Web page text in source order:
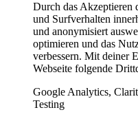
Durch das Akzeptieren
und Surfverhalten
und anonymisiert
optimieren und das
verbessern. Mit deiner
Webseite folgende
Google Analytics,
Testing